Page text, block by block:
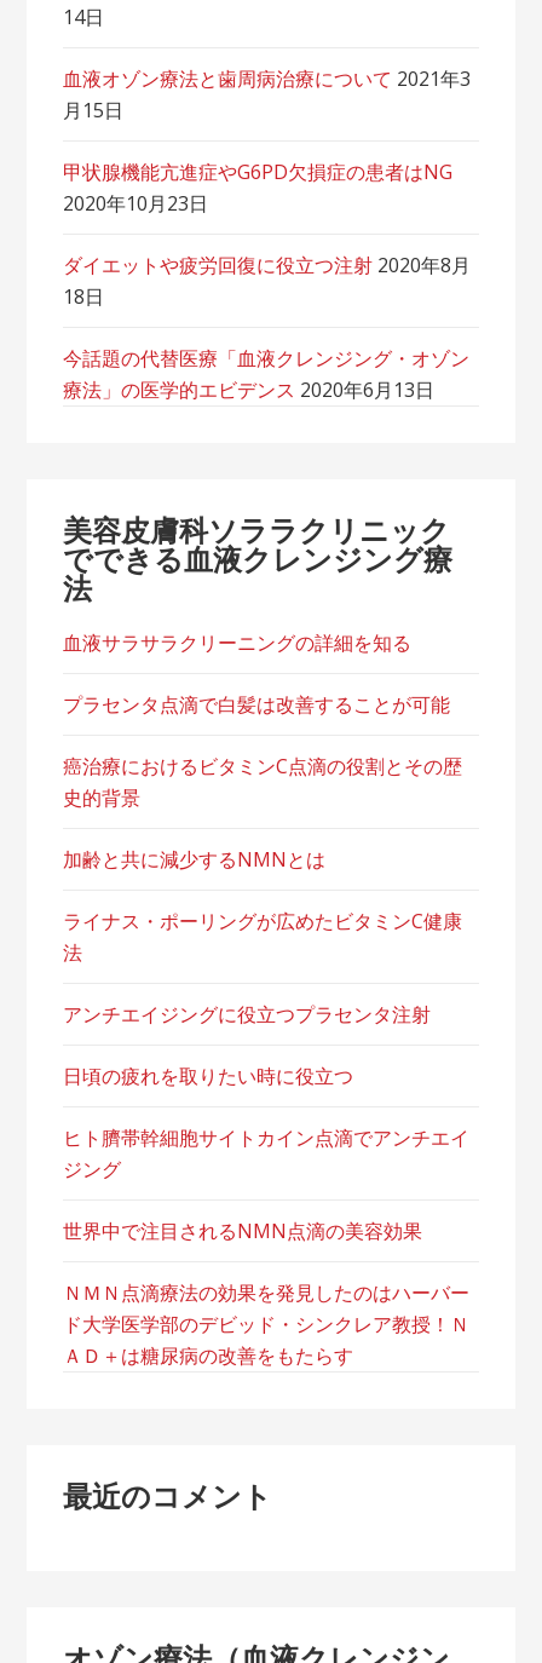
14日
血液オゾン療法と歯周病治療について 2021年3
月15日
甲状腺機能亢進症やG6PD欠損症の患者はNG
2020年10月23日
ダイエットや疲労回復に役立つ注射 2020年8月
18日
今話題の代替医療「血液クレンジング・オゾン
療法」の医学的エビデンス 2020年6月13日
美容皮膚科ソララクリニック
でできる血液クレンジング療
法
血液サラサラクリーニングの詳細を知る
プラセンタ点滴で白髪は改善することが可能
癌治療におけるビタミンC点滴の役割とその歴
史的背景
加齢と共に減少するNMNとは
ライナス・ポーリングが広めたビタミンC健康
法
アンチエイジングに役立つプラセンタ注射
日頃の疲れを取りたい時に役立つ
ヒト臍帯幹細胞サイトカイン点滴でアンチエイ
ジング
世界中で注目されるNMN点滴の美容効果
ＮＭＮ点滴療法の効果を発見したのはハーバー
ド大学医学部のデビッド・シンクレア教授！Ｎ
ＡＤ＋は糖尿病の改善をもたらす
最近のコメント